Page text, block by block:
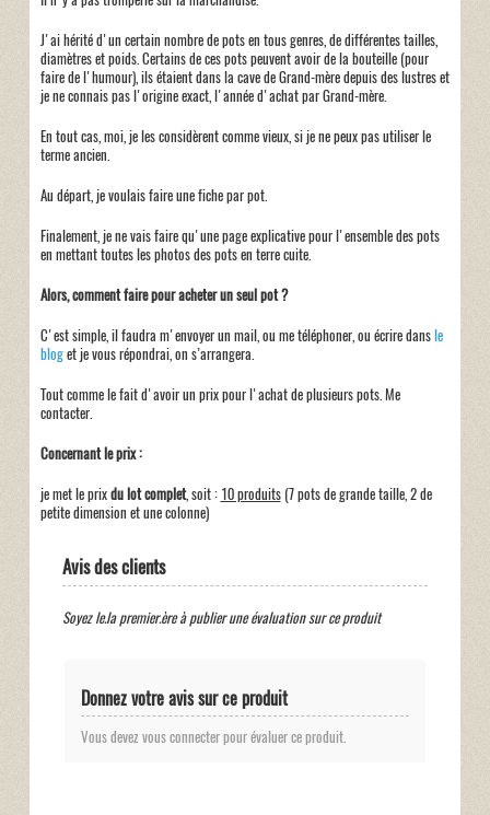
J'ai hérité d'un certain nombre de pots en tous genres, de différentes tailles,
diamètres et poids. Certains de ces pots peuvent avoir de la bouteille (pour
faire de l'humour), ils étaient dans la cave de Grand-mère depuis des lustres et
je ne connais pas l'origine exact, l'année d'achat par Grand-mère.
En tout cas, moi, je les considèrent comme vieux, si je ne peux pas utiliser le
terme ancien.
Au départ, je voulais faire une fiche par pot.
Finalement, je ne vais faire qu'une page explicative pour l'ensemble des pots
en mettant toutes les photos des pots en terre cuite.
Alors, comment faire pour acheter un seul pot ?
C'est simple, il faudra m'envoyer un mail, ou me téléphoner, ou écrire dansle
bloget je vous répondrai, on s’arrangera.
Tout comme le fait d'avoir un prix pour l'achat de plusieurs pots. Me
contacter.
Concernant le prix :
je met le prixdu lot complet, soit : 10 produits(7 pots de grande taille, 2 de
petite dimension et une colonne)
Avis des clients
Soyez le.la premier.ère à publier une évaluation sur ce produit
Donnez votre avis sur ce produit
Vous devez vous connecter pour évaluer ce produit.